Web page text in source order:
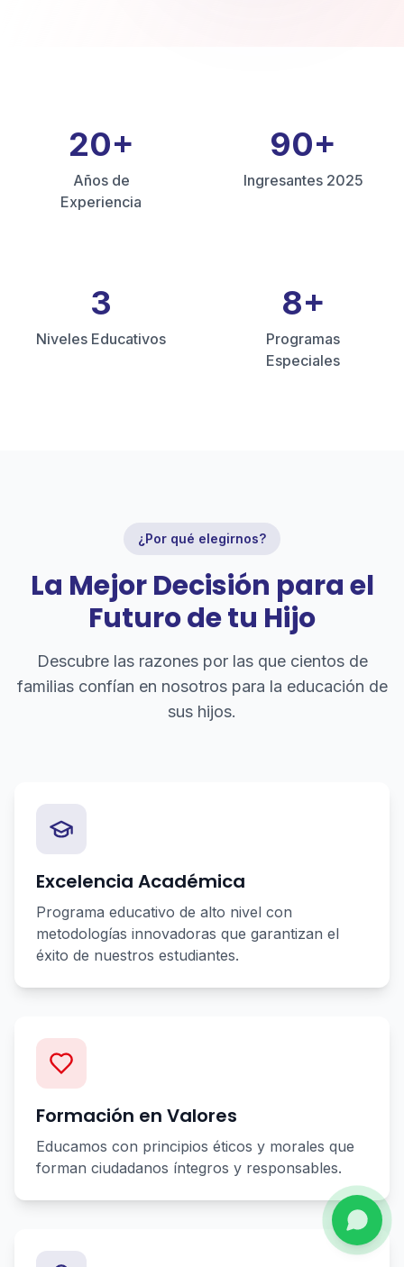
20+
Años de
Experiencia
90+
Ingresantes 2025
3
Niveles Educativos
8+
Programas
Especiales
¿Por qué elegirnos?
La Mejor Decisión para el
Futuro de tu Hijo
Descubre las razones por las que cientos de
familias confían en nosotros para la educación de
sus hijos.
Excelencia Académica
Programa educativo de alto nivel con
metodologías innovadoras que garantizan el
éxito de nuestros estudiantes.
Formación en Valores
Educamos con principios éticos y morales que
forman ciudadanos íntegros y responsables.